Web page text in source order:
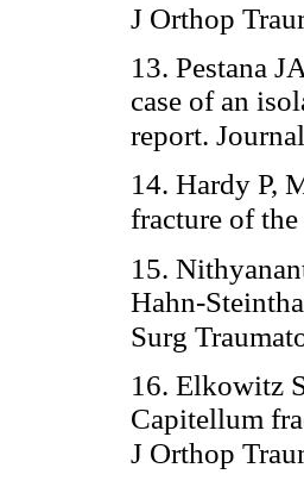
J Orthop
13. Pestana
case of an
report.
14. Hardy P,
fracture of
15.
Hahn-
Surg
16. Elkowitz
Capitellum
J Orthop